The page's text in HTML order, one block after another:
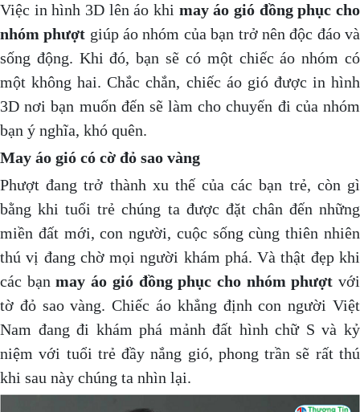
Việc in hình 3D lên áo khi may áo gió đồng phục cho
nhóm phượt giúp áo nhóm của bạn trở nên độc đáo và
sống động. Khi đó, bạn sẽ có một chiếc áo nhóm có
một không hai. Chắc chắn, chiếc áo gió được in hình
3D nơi bạn muốn đến sẽ làm cho chuyến đi của nhóm
bạn ý nghĩa, khó quên.
May áo gió có cờ đỏ sao vàng
Phượt đang trở thành xu thế của các bạn trẻ, còn gì
bằng khi tuổi trẻ chúng ta được đặt chân đến những
miền đất mới, con người, cuộc sống cùng thiên nhiên
thú vị đang chờ mọi người khám phá. Và thật đẹp khi
các bạnmay áo gió đồng phục cho nhóm phượt với
tờ đỏ sao vàng. Chiếc áo khẳng định con người Việt
Nam đang đi khám phá mảnh đất hình chữ S và kỷ
niệm với tuổi trẻ đầy nắng gió, phong trần sẽ rất thú
khi sau này chúng ta nhìn lại.